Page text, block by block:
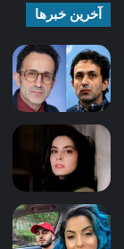
آخرین خبرها